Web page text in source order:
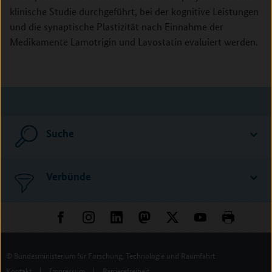
klinische Studie durchgeführt, bei der kognitive Leistungen
und die synaptische Plastizität nach Einnahme der
Medikamente Lamotrigin und Lavostatin evaluiert werden.
Suche
Verbünde
© Bundesministerium für Forschung, Technologie und Raumfahrt